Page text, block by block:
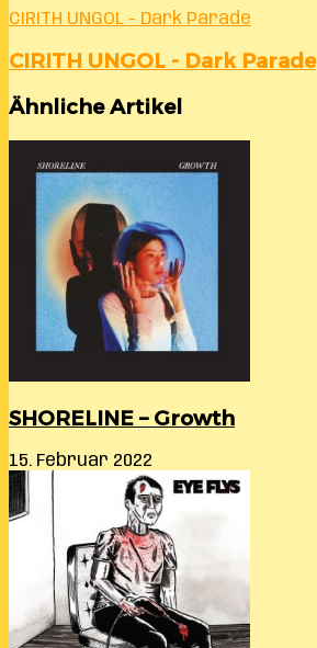
CIRITH UNGOL - Dark Parade
CIRITH UNGOL - Dark Parade
Ähnliche Artikel
SHORELINE – Growth
15. Februar 2022